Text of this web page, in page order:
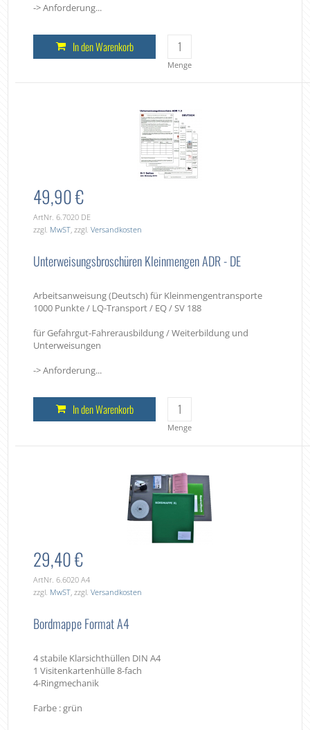
-> Anforderung...
Menge
In den Warenkorb
49,90 €
ArtNr. 6.7020 DE
zzgl. MwST, zzgl.Versandkosten
Unterweisungsbroschüren Kleinmengen ADR - DE
Arbeitsanweisung (Deutsch) für Kleinmengentransporte
1000 Punkte / LQ-Transport / EQ / SV 188
für Gefahrgut-Fahrerausbildung / Weiterbildung und
Unterweisungen
-> Anforderung...
Menge
In den Warenkorb
29,40 €
ArtNr. 6.6020 A4
zzgl. MwST, zzgl.Versandkosten
Bordmappe Format A4
4 stabile Klarsichthüllen DIN A4
1 Visitenkartenhülle 8-fach
4-Ringmechanik
Farbe : grün